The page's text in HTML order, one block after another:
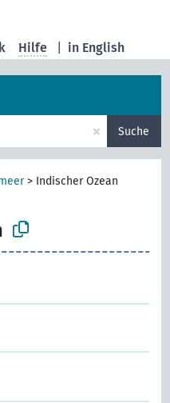
in English
Hilfe
× Suche
> Indischer Ozean